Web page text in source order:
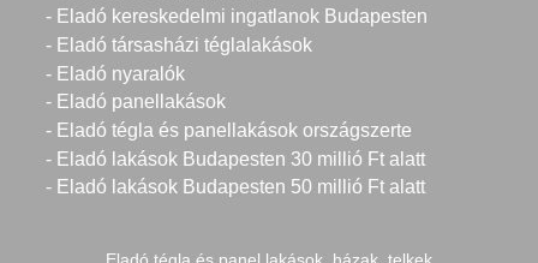
- Eladó kereskedelmi ingatlanok Budapesten
- Eladó társasházi téglalakások
- Eladó nyaralók
- Eladó panellakások
- Eladó tégla és panellakások országszerte
- Eladó lakások Budapesten 30 millió Ft alatt
- Eladó lakások Budapesten 50 millió Ft alatt